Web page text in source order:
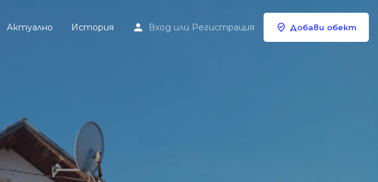
Актуално История Вход или Регистрация Добави обект